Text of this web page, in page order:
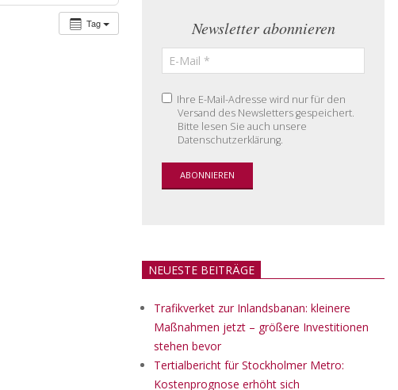
Tag Newsletter abonnieren
Ihre E-Mail-Adresse wird nur für den
Versand des Newsletters gespeichert.
Bitte lesen Sie auch unsere
Datenschutzerklärung.
NEUESTE BEITRÄGE
Trafikverket zur Inlandsbanan: kleinere
Maßnahmen jetzt – größere Investitionen
stehen bevor
Tertialbericht für Stockholmer Metro:
Kostenprognose erhöht sich